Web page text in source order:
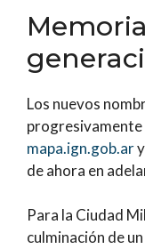
Los nuevos
progresivamente
mapa.ign.gob.ar
de ahora en
Para la Ciudad
culminación de